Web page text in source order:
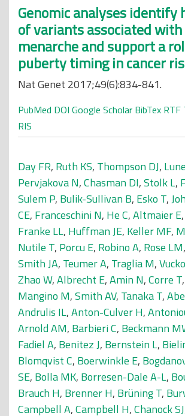
Genomic analyses identify
of variants associated with
menarche and support a
puberty timing in cancer
Nat Genet 2017;49(6):834-841.
PubMed DOI Google Scholar BibTex RTF
RIS
Day FR, Ruth KS, Thompson DJ,
Pervjakova N,Chasman DI,Stolk L,
Sulem P, Bulik-Sullivan B, Esko T,
CE, Franceschini N, He C,Altmaier E,
Franke LL, Huffman JE, Keller MF,
Nutile T, Porcu E, Robino A, Rose LM,
Smith JA, Teumer A, Traglia M,
Zhao W,Albrecht E,Amin N,Corre T,
Mangino M,Smith AV, Tanaka T,
Andrulis IL,Anton-Culver H,
Arnold AM, Barbieri C, Beckmann
Fadiel A, Benitez J, Bernstein L,
Blomqvist C, Boerwinkle E,
SE, Bolla MK, Borresen-Dale A-L,
Brauch H, Brenner H, Brüning T,
Campbell A,Campbell H,Chanock SJ